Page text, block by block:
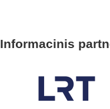
Informacinis